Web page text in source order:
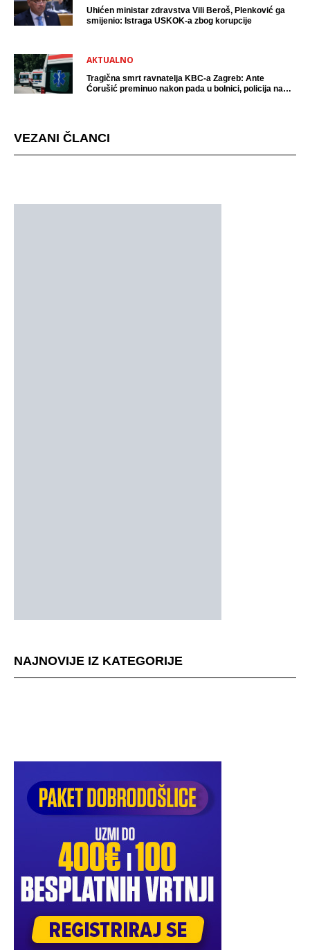
Uhićen ministar zdravstva Vili Beroš, Plenković ga
smijenio: Istraga USKOK-a zbog korupcije
AKTUALNO
Tragična smrt ravnatelja KBC-a Zagreb: Ante
Ćorušić preminuo nakon pada u bolnici, policija na
VEZANI ČLANCI
NAJNOVIJE IZ KATEGORIJE